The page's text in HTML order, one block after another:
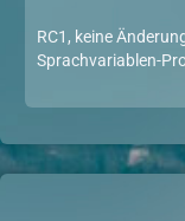
RC1, keine
Sprachvariablen-